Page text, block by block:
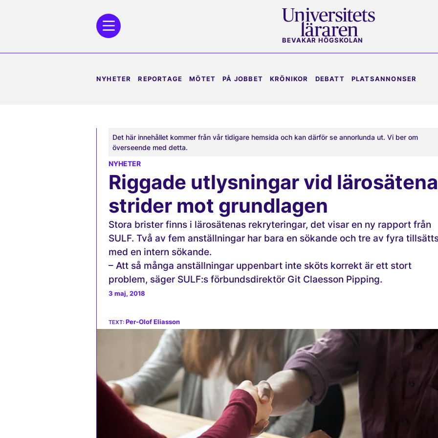
BEVAKAR HÖGSKOLAN
NYHETER REPORTAGE MÖTET PÅ JOBBET KRÖNIKOR DEBATT PLATSANNONSER
Det här innehållet kommer från vår tidigare hemsida och kan därför se annorlunda ut. Vi ber om
överseende med detta.
NYHETER
Riggade utlysningar vid lärosätena
strider mot grundlagen
Stora brister finns i lärosätenas rekryteringar, det visar en ny rapport från
SULF. Två av fem anställningar har bara en sökande och tre av fyra
med en intern sökande.
– Att så många anställningar uppenbart inte sköts korrekt är ett stort
problem, säger SULF:s förbundsdirektör Git Claesson Pipping.
3 maj, 2018
Per-Olof Eliasson